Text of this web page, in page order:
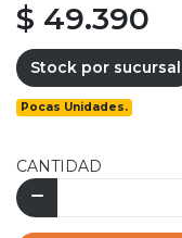
$ 49.390
Stock por sucursal
Pocas Unidades.
CANTIDAD